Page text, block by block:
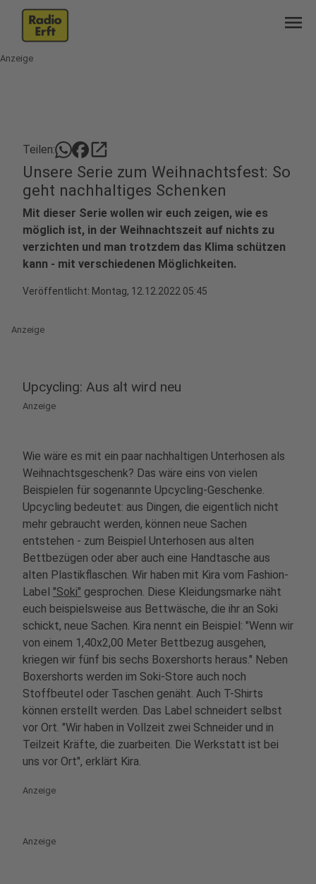
menu
Anzeige
Teilen: open_in_new
Unsere Serie zum Weihnachtsfest: So
geht nachhaltiges Schenken
Mit dieser Serie wollen wir euch zeigen, wie es
möglich ist, in der Weihnachtszeit auf nichts zu
verzichten und man trotzdem das Klima schützen
kann - mit verschiedenen Möglichkeiten.
Veröffentlicht: Montag, 12.12.2022 05:45
Anzeige
Upcycling: Aus alt wird neu
Anzeige
Wie wäre es mit ein paar nachhaltigen Unterhosen als
Weihnachtsgeschenk? Das wäre eins von vielen
Beispielen für sogenannte Upcycling-Geschenke.
Upcycling bedeutet: aus Dingen, die eigentlich nicht
mehr gebraucht werden, können neue Sachen
entstehen - zum Beispiel Unterhosen aus alten
Bettbezügen oder aber auch eine Handtasche aus
alten Plastikflaschen. Wir haben mit Kira vom Fashion-
Label "Soki" gesprochen. Diese Kleidungsmarke näht
euch beispielsweise aus Bettwäsche, die ihr an Soki
schickt, neue Sachen. Kira nennt ein Beispiel: "Wenn wir
von einem 1,40x2,00 Meter Bettbezug ausgehen,
kriegen wir fünf bis sechs Boxershorts heraus." Neben
Boxershorts werden im Soki-Store auch noch
Stoffbeutel oder Taschen genäht. Auch T-Shirts
können erstellt werden. Das Label schneidert selbst
vor Ort. "Wir haben in Vollzeit zwei Schneider und in
Teilzeit Kräfte, die zuarbeiten. Die Werkstatt ist bei
uns vor Ort", erklärt Kira.
Anzeige
Anzeige